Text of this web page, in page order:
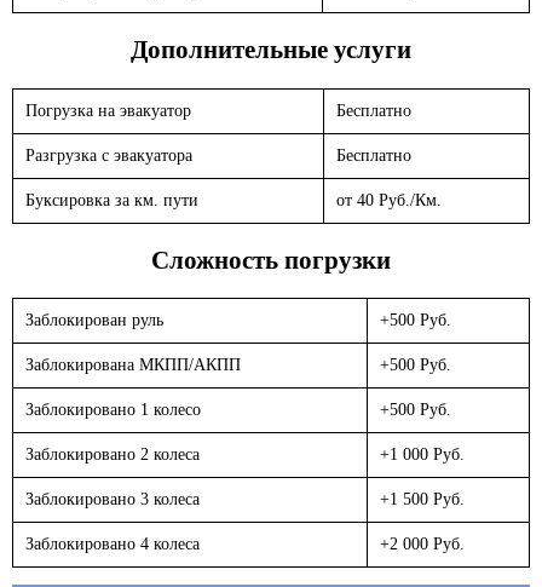
Дополнительные услуги
Погрузка на эвакуатор Бесплатно
Разгрузка с эвакуатора Бесплатно
Буксировка за км. пути от 40 Руб./Км.
Сложность погрузки
Заблокирован руль +500 Руб.
Заблокирована МКПП/АКПП +500 Руб.
Заблокировано 1 колесо +500 Руб.
Заблокировано 2 колеса +1 000 Руб.
Заблокировано 3 колеса +1 500 Руб.
Заблокировано 4 колеса +2 000 Руб.